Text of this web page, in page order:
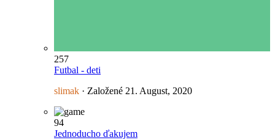
257
Futbal - deti
slimak · Založené 21. August, 2020
94
Jednoducho ďakujem